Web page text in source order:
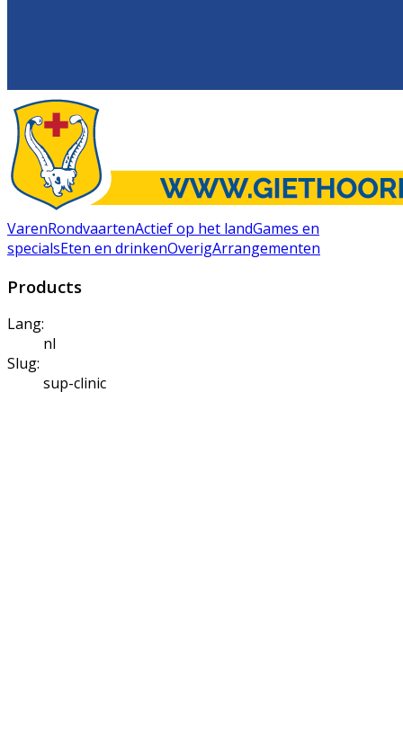
VarenRondvaartenActief op het landGames en
specialsEten en drinkenOverigArrangementen
Products
Lang:
nl
Slug:
sup-clinic